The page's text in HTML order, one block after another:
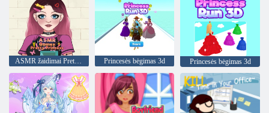
ASMR žaidimai Pretty Princess Princesės bėgimas 3d Princesės bėgimas 3d